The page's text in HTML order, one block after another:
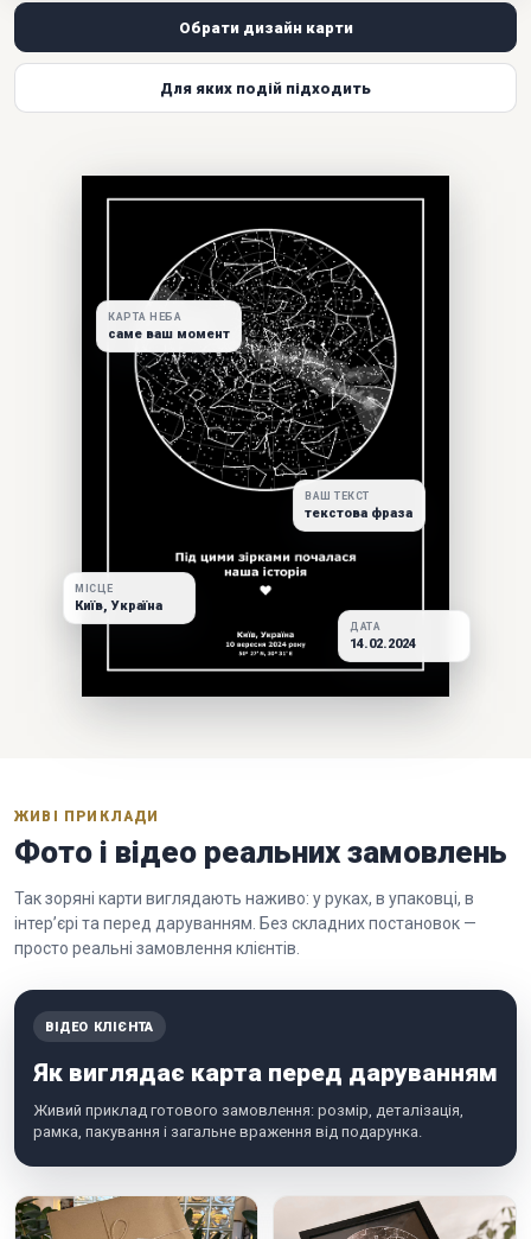
МІСЦЕ
Київ, Україна
ДАТА
14.02.2024
КАРТА НЕБА
саме ваш момент
ВАШ ТЕКСТ
текстова фраза
Обрати дизайн карти
Для яких подій підходить
ЖИВІ ПРИКЛАДИ
Фото і відео реальних замовлень
Так зоряні карти виглядають наживо: у руках, в упаковці, в
інтер’єрі та перед даруванням. Без складних постановок —
просто реальні замовлення клієнтів.
ВІДЕО КЛІЄНТА
Як виглядає карта перед даруванням
Живий приклад готового замовлення: розмір, деталізація,
рамка, пакування і загальне враження від подарунка.